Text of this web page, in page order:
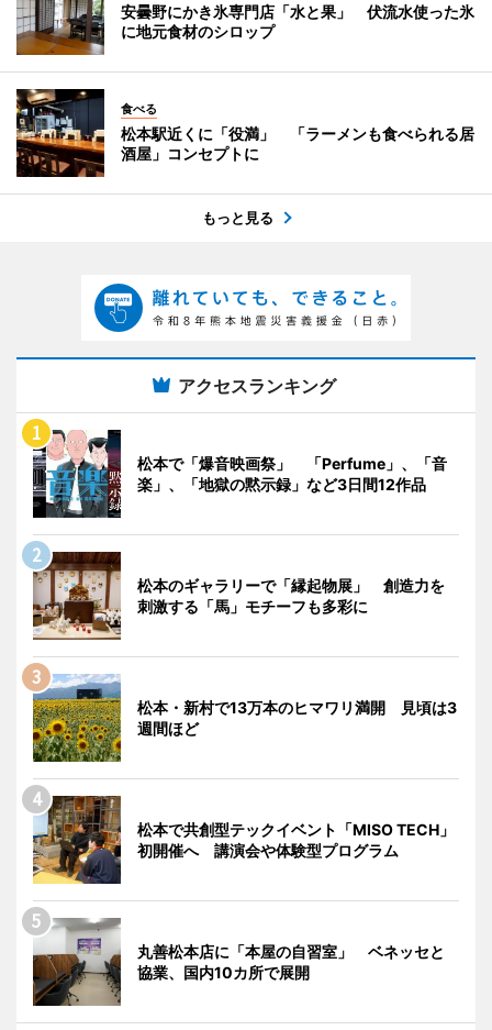
安曇野にかき氷専門店「水と果」 伏流水使った氷
に地元食材のシロップ
食べる
松本駅近くに「役満」 「ラーメンも食べられる居
酒屋」コンセプトに
もっと見る
アクセスランキング
松本で「爆音映画祭」 「Perfume」、「音
楽」、「地獄の黙示録」など3日間12作品
松本のギャラリーで「縁起物展」 創造力を
刺激する「馬」モチーフも多彩に
松本・新村で13万本のヒマワリ満開 見頃は3
週間ほど
松本で共創型テックイベント「MISO TECH」
初開催へ 講演会や体験型プログラム
丸善松本店に「本屋の自習室」 ベネッセと
協業、国内10カ所で展開